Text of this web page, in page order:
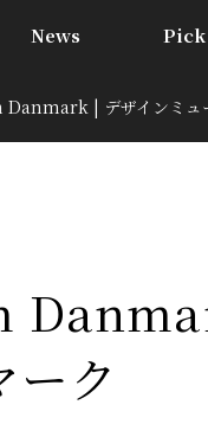
News
| デザインミュ
ーク